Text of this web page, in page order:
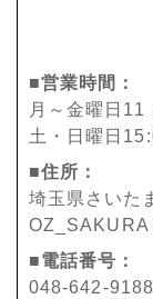
■営業時間：
月～金曜日
土・日曜日
■住所：
埼玉県さいた
OZ_SAKURA
■電話番号：
048-642-9188